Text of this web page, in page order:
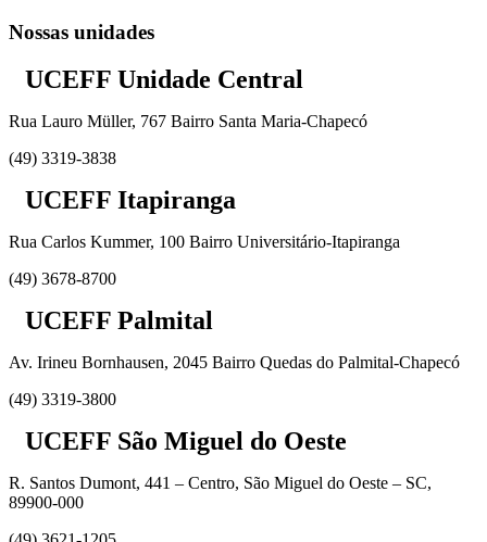
Nossas unidades
UCEFF Unidade Central
Rua Lauro Müller, 767 Bairro Santa Maria-Chapecó
(49) 3319-3838
UCEFF Itapiranga
Rua Carlos Kummer, 100 Bairro Universitário-Itapiranga
(49) 3678-8700
UCEFF Palmital
Av. Irineu Bornhausen, 2045 Bairro Quedas do Palmital-Chapecó
(49) 3319-3800
UCEFF São Miguel do Oeste
R. Santos Dumont, 441 – Centro, São Miguel do Oeste – SC,
89900-000